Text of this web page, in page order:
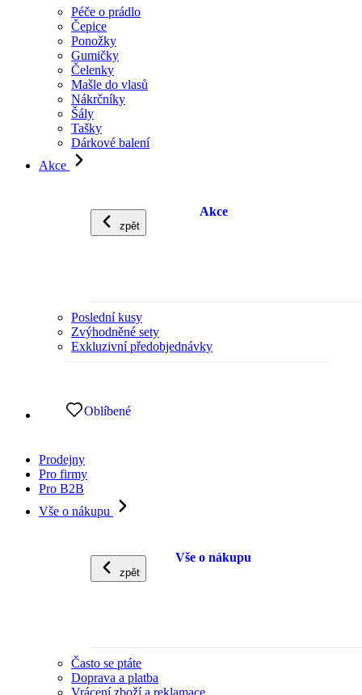
Péče o prádlo
Čepice
Ponožky
Gumičky
Čelenky
Mašle do vlasů
Nákrčníky
Šály
Tašky
Dárkové balení
Akce
zpět
Akce
Poslední kusy
Zvýhodněné sety
Exkluzivní předobjednávky
Oblíbené
Prodejny
Pro firmy
Pro B2B
Vše o nákupu
zpět
Vše o nákupu
Často se ptáte
Doprava a platba
Vrácení zboží a reklamace